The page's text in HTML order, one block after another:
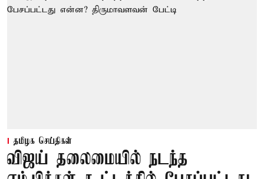
தமிழக செய்திகள்
விஜய் தலைமையில் நடந்த